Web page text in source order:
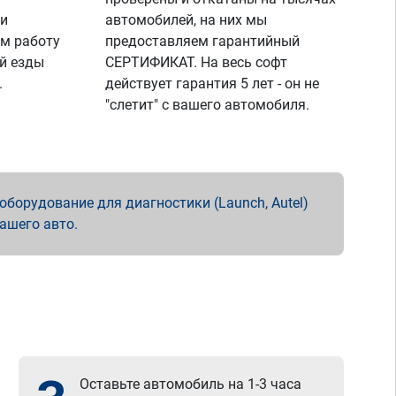
работу
езды
автомобилей, на них мы
предоставляем гарантийный
СЕРТИФИКАТ. На весь софт
действует гарантия 5 лет - он не
"слетит" с вашего автомобиля.
для диагностики (Launch, Autel)
авто.
Оставьте автомобиль на 1-3 часа